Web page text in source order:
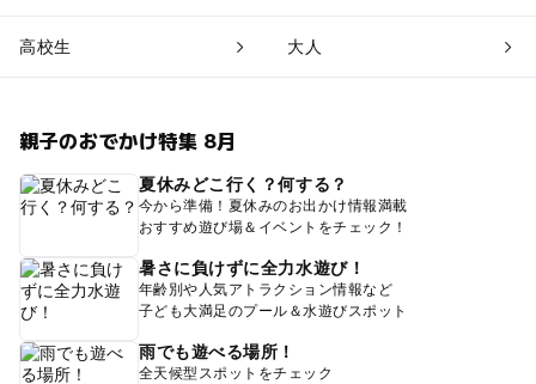
高校生 大人
親子のおでかけ特集 8月
夏休みどこ行く？何する？
今から準備！夏休みのお出かけ情報満載
おすすめ遊び場＆イベントをチェック！
暑さに負けずに全力水遊び！
年齢別や人気アトラクション情報など
子ども大満足のプール＆水遊びスポット
雨でも遊べる場所！
全天候型スポットをチェック